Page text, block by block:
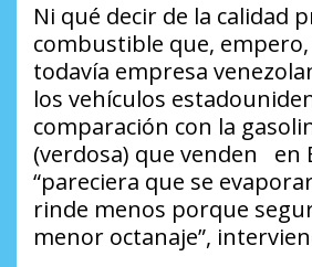
Ni qué decir de la calidad
combustible que, empero,
todavía empresa
los vehículos
comparación con la
(verdosa) que venden en
“pareciera que se
rinde menos porque
menor octanaje”,